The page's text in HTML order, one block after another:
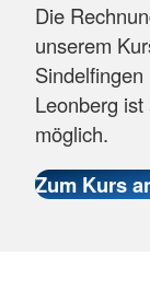
Die
unserem
Leonberg
möglich.